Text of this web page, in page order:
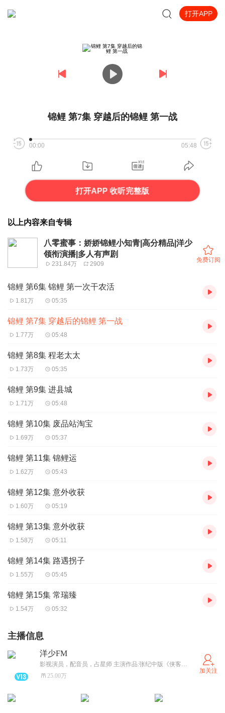
打开APP
锦鲤 第7集 穿越后的锦鲤 第一战
00:00 05:48
打开APP 收听完整版
以上内容来自专辑
八零蜜事：娇娇锦鲤小知青|高分精品|洋少
领衔演播|多人有声剧
231.84万 2909
免费订阅
锦鲤 第6集 锦鲤 第一次干农活
1.81万 05:35
锦鲤 第7集 穿越后的锦鲤 第一战
1.77万 05:48
锦鲤 第8集 程老太太
1.73万 05:35
锦鲤 第9集 进县城
1.71万 05:48
锦鲤 第10集 废品站淘宝
1.69万 05:37
锦鲤 第11集 锦鲤运
1.62万 05:43
锦鲤 第12集 意外收获
1.60万 05:19
锦鲤 第13集 意外收获
1.58万 05:11
锦鲤 第14集 路遇拐子
1.55万 05:45
锦鲤 第15集 常瑞臻
1.54万 05:32
主播信息
洋少FM
影视演员，配音员，占星师 主演作品:张纪中版《侠客行》等 配音作品:电影《中国医生》等
25.00万
加关注